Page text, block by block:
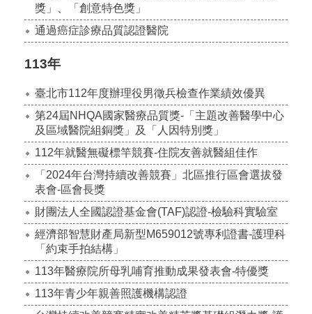
獎」、「創意特色獎」
通過癌症診療品質認證醫院
113年
臺北市112年度辦理役男徵兵檢查作業績效優異
第24屆NHQA國家醫療品質獎-「主題改善醫學中心
及區域醫院組銅獎」及「人因特別獎」
112年就醫無礙標竿競賽-住院友善就醫組佳作
「2024年台灣持續改善競賽」北區推行區會選拔發
表會-區會長獎
財團法人全國認證基金會(TAF)認證-檢驗科實驗室
經濟部智慧財產局新型M659012號專利證書-護理科
「約束手拍結構」
113年醫療院所母乳哺育推動成果發表會-特優獎
113年青少年親善照護機構認證